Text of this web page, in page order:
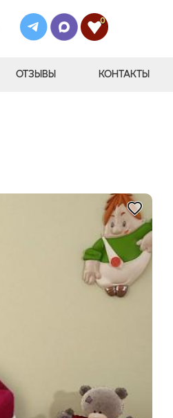
0
ОТЗЫВЫ КОНТАКТЫ